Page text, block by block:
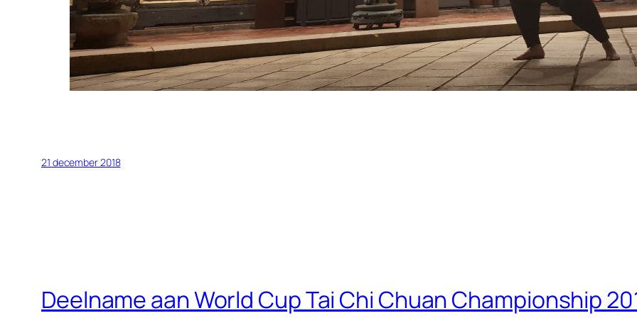
21 december 2018
Deelname aan World Cup Tai Chi Chuan Championship